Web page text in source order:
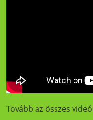
Tovább az összes